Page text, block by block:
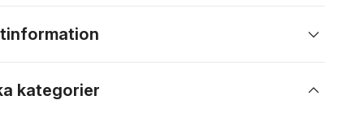
kategorier